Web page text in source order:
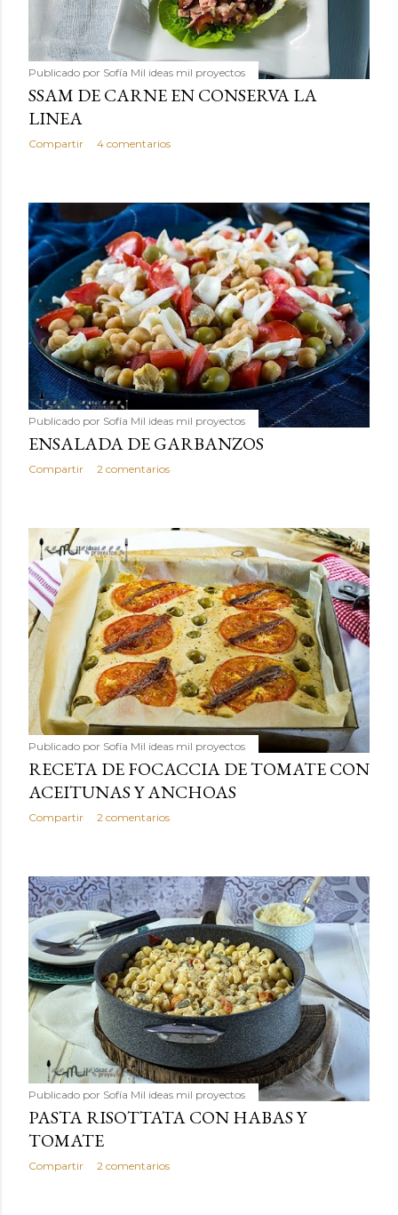
Publicado por Sofía Mil ideas mil proyectos
SSAM DE CARNE EN CONSERVA LA
LINEA
Compartir 4 comentarios
Publicado por Sofía Mil ideas mil proyectos
ENSALADA DE GARBANZOS
Compartir 2 comentarios
Publicado por Sofía Mil ideas mil proyectos
RECETA DE FOCACCIA DE TOMATE CON
ACEITUNAS Y ANCHOAS
Compartir 2 comentarios
Publicado por Sofía Mil ideas mil proyectos
PASTA RISOTTATA CON HABAS Y
TOMATE
Compartir 2 comentarios